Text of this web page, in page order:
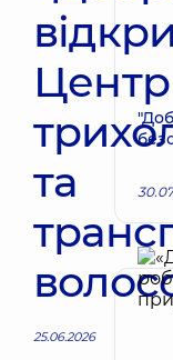
Центр
та
25.06.2026